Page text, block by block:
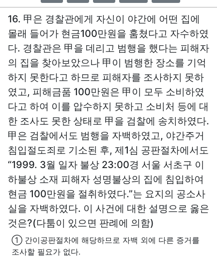
16. 甲은 경찰관에게 자신이 야간에 어떤 집에
몰래 들어가 현금100만원을 훔쳤다고 자수하였
다. 경찰관은 甲을 데리고 범행을 했다는 피해자
의 집을 찾아보았으나 甲이 범행한 장소를 기억
하지 못한다고 하므로 피해자를 조사하지 못하
였고, 피해금품 100만원은 甲이 모두 소비하였
다고 하여 이를 압수하지 못하고 소비처 등에 대
한 조사도 못한 상태로 甲을 검찰에 송치하였다.
甲은 검찰에서도 범행을 자백하였고, 야간주거
침입절도죄로 기소된 후, 제1심 공판절차에서도
“1999. 3월 일자 불상 23:00경 서울 서초구 이
하불상 소재 피해자 성명불상의 집에 침입하여
현금 100만원을 절취하였다.”는 요지의 공소사
실을 자백하였다. 이 사건에 대한 설명으로 옳은
것은?(다툼이 있으면 판례에 의함)
① 간이공판절차에 해당하므로 자백 외에 다른 증거를
조사할 필요가 없다.